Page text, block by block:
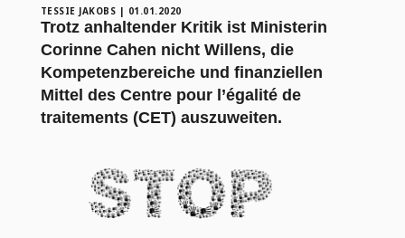
TESSIE JAKOBS | 01.01.2020
Trotz anhaltender Kritik ist Ministerin
Corinne Cahen nicht Willens, die
Kompetenzbereiche und finanziellen
Mittel des Centre pour l’égalité de
traitements (CET) auszuweiten.